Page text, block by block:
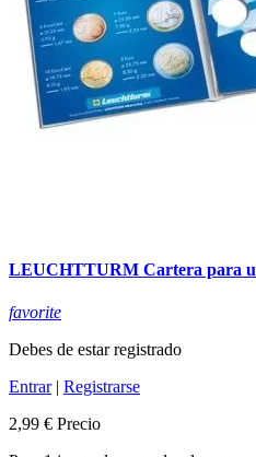
LEUCHTTURM Cartera para
favorite
Debes de estar registrado
Entrar| Registrarse
2,99 € Precio